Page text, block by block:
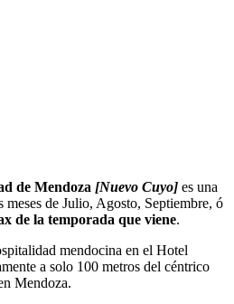
de Mendoza [Nuevo Cuyo] es una
de Julio, Agosto, Septiembre, ó
de la temporada que viene.
mendocina en el Hotel
a solo 100 metros del céntrico
Mendoza.